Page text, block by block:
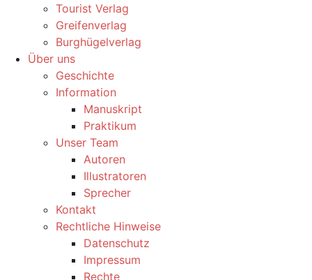
Tourist Verlag
Greifenverlag
Burghügelverlag
Über uns
Geschichte
Information
Manuskript
Praktikum
Unser Team
Autoren
Illustratoren
Sprecher
Kontakt
Rechtliche Hinweise
Datenschutz
Impressum
Rechte